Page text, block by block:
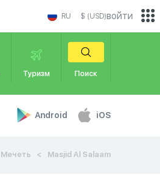
RU $ (USD)
Туризм Поиск
Android iOS
войти
Мечеть Masjid Al Salaam